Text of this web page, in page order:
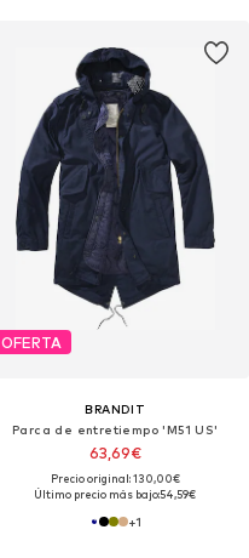
OFERTA
BRANDIT
Parca de entretiempo 'M51 US'
63,69€
Precio original: 130,00€
Último precio más bajo:54,59€
+1